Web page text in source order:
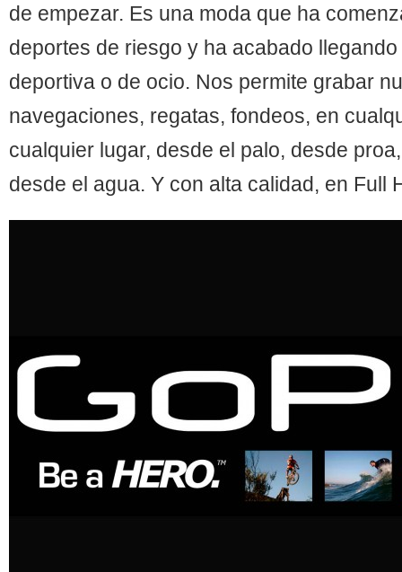
de empezar. Es una moda que ha
deportes de riesgo y ha acabado
deportiva o de ocio. Nos permite grabar
navegaciones, regatas, fondeos, en
cualquier lugar, desde el palo, desde
desde el agua. Y con alta calidad, en Full